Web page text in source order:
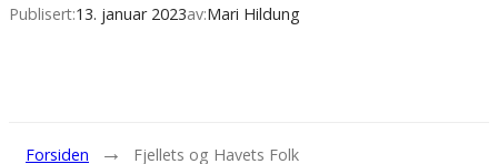
Publisert:13. januar 2023av:Mari Hildung
Forsiden → Fjellets og Havets Folk